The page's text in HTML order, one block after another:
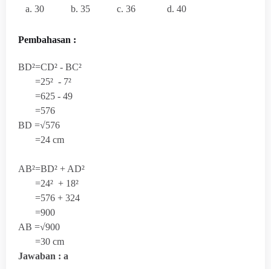
a. 30 b. 35 c. 36 d. 40
Pembahasan :
BD²=CD² - BC²
=25² - 7²
=625 - 49
=576
BD =√576
=24 cm
AB²=BD² + AD²
=24² + 18²
=576 + 324
=900
AB =√900
=30 cm
Jawaban : a